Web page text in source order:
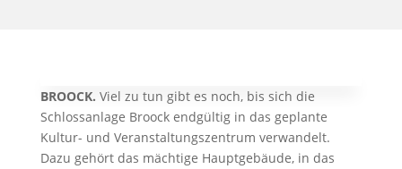
BROOCK. Viel zu tun gibt es noch, bis sich die
Schlossanlage Broock endgültig in das geplante
Kultur- und Veranstaltungszentrum verwandelt.
Dazu gehört das mächtige Hauptgebäude, in das